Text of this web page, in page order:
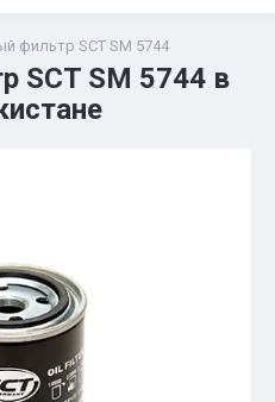
фильтр SCT SM 5744
SCT SM 5744 в